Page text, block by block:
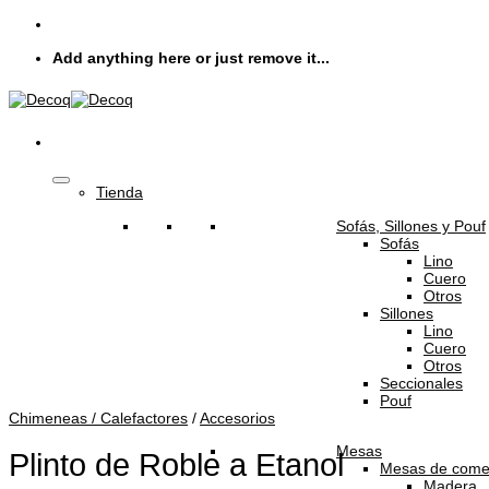
Skip
contentAdd anything here or just remove it...
Tienda
Sofás, Sillones y Pouf
Sofás
Lino
Cuero
Otros
Sillones
Lino
Cuero
Otros
Seccionales
Pouf
Mesas
Mesas de
Chimeneas / Calefactores /Accesorios
Plinto de Roble a Etanol